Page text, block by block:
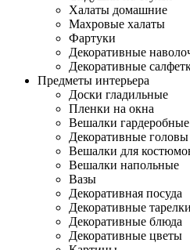
Халаты домашние
Махровые халаты
Фартуки
Декоративные
Декоративные
Предметы интерьера
Доски гладильные
Пленки на окна
Вешалки гардеробные
Декоративные
Вешалки для
Вешалки напольные
Вазы
Декоративная посуда
Декоративные тарелки
Декоративные блюда
Декоративные цветы